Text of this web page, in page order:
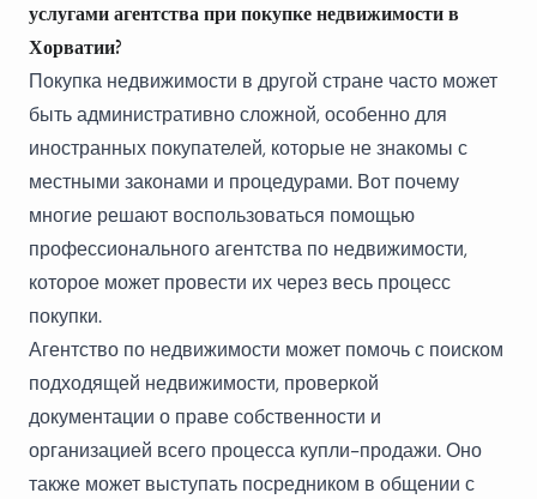
услугами агентства при покупке недвижимости в
Хорватии?
Покупка недвижимости в другой стране часто может
быть административно сложной, особенно для
иностранных покупателей, которые не знакомы с
местными законами и процедурами. Вот почему
многие решают воспользоваться помощью
профессионального агентства по недвижимости,
которое может провести их через весь процесс
покупки.
Агентство по недвижимости может помочь с поиском
подходящей недвижимости, проверкой
документации о праве собственности и
организацией всего процесса купли-продажи. Оно
также может выступать посредником в общении с